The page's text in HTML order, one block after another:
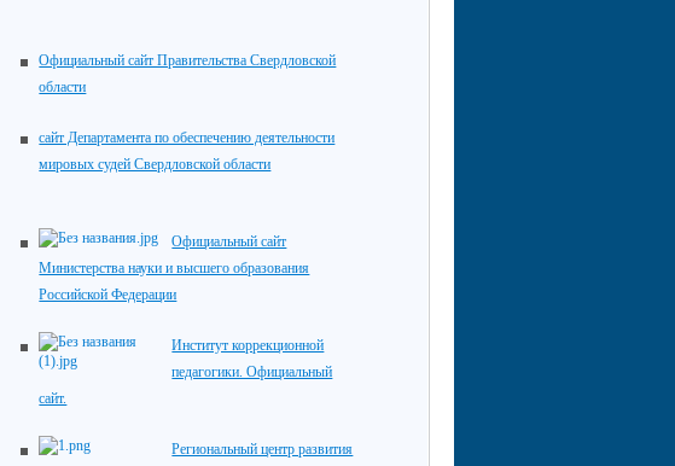
Официальный сайт Правительства Свердловской
области
сайт Департамента по обеспечению деятельности
мировых судей Свердловской области
Официальный сайт
Министерства науки и высшего образования
Российской Федерации
Институт коррекционной
педагогики. Официальный
сайт.
Региональный центр развития